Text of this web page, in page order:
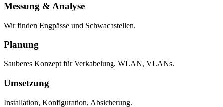
Messung & Analyse
Wir finden Engpässe und Schwachstellen.
Planung
Sauberes Konzept für Verkabelung, WLAN, VLANs.
Umsetzung
Installation, Konfiguration, Absicherung.